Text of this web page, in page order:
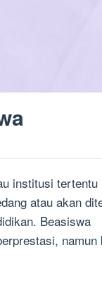
institusi tertentu
atau akan
Beasiswa
namun